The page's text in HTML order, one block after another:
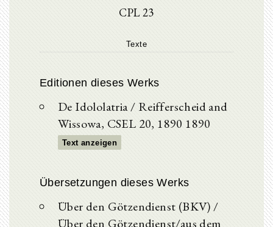
CPL 23
Texte
Editionen dieses Werks
De Idololatria / Reifferscheid and
Wissowa, CSEL 20, 1890 1890
Text anzeigen
Übersetzungen dieses Werks
Über den Götzendienst (BKV) /
Über den Götzendienst/aus dem